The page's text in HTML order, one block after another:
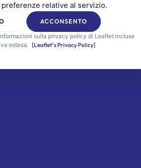
relative al servizio.
ACCONSENTO
sulla privacy policy di Leaflet incluse
estesa. [Leaflet's Privacy Policy]